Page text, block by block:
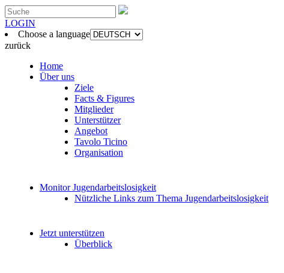
LOGIN
Choose a language
zurück
Home
Über uns
Ziele
Facts & Figures
Mitglieder
Unterstützer
Angebot
Tavolo Ticino
Organisation
Monitor Jugendarbeitslosigkeit
Nützliche Links zum Thema Jugendarbeitslosigkeit
Jetzt unterstützen
Überblick